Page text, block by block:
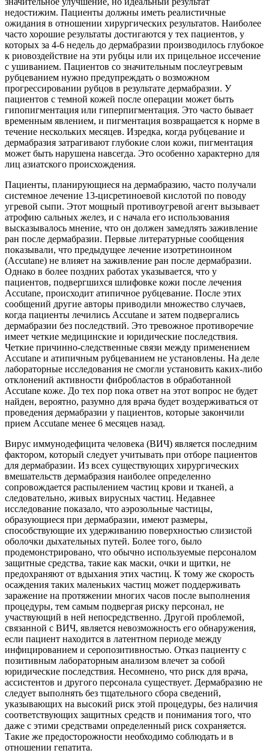
недостижим. Пациенты должны иметь реалистичные
ожидания в отношении хирургических результатов. Наиболее
часто хорошие результаты достигаются у тех пациентов, у
которых за 4-6 недель до дермабразии производилось глубокое
к риовоздействие на эти рубцы или их прицельное иссечение
с ушиванием. Пациентов со значительным послеугревым
рубцеванием нужно предупреждать о возможном
прогрессировании рубцов в результате дермабразии. У
пациентов с темной кожей после операции может быть
гипопигментация или гиперпигментация. Это часто бывает
временным явлением, и пигментация возвращается к норме в
течение нескольких месяцев. Изредка, когда рубцевание и
дермабразия затрагивают глубокие слои кожи, пигментация
может быть нарушена навсегда. Это особенно характерно для
лиц азиатского происхождения.
Пациенты, планирующиеся на дермабразию, часто получали
системное лечение 13-цисретиноевой кислотой по поводу
угревой сыпи. Этот мощный противоугревой агент вызывает
атрофию сальных желез, и с начала его использования
высказывалось мнение, что он должен замедлять заживление
ран после дермабразии. Первые литературные сообщения
показывали, что предыдущее лечение изотретиноином
(Accutane) не влияет на заживление ран после дермабразии.
Однако в более поздних работах указывается, что у
пациентов, подвергшихся шлифовке кожи после лечения
Accutane, происходит атипичное рубцевание. После этих
сообщений другие авторы приводили множество случаев,
когда пациенты лечились Accutane и затем подвергались
дермабразии без последствий. Это тревожное противоречие
имеет четкие медицинские и юридические последствия.
Четкие причинно-следственные связи между применением
Accutane и атипичным рубцеванием не установлены. На деле
лабораторные исследования не смогли установить каких-либо
отклонений активности фибробластов в обработанной
Accutane коже. До тех пор пока ответ на этот вопрос не будет
найден, вероятно, разумно для врача будет воздерживаться от
проведения дермабразии у пациентов, которые закончили
прием Accutane менее 6 месяцев назад.
Вирус иммунодефицита человека (ВИЧ) является последним
фактором, который следует учитывать при отборе пациентов
для дермабразии. Из всех существующих хирургических
вмешательств дермабразия наиболее определенно
сопровождается распылением частиц крови и тканей, а
следовательно, живых вирусных частиц. Недавнее
исследование показало, что аэрозольные частицы,
образующиеся при дермабразии, имеют размеры,
способствующие их удерживанию поверхностью слизистой
оболочки дыхательных путей. Более того, было
продемонстрировано, что обычно используемые персоналом
защитные средства, такие как маски, очки и щитки, не
предохраняют от вдыхания этих частиц. К тому же скорость
осаждения таких маленьких частиц может поддерживать
заражение на протяжении многих часов после выполнения
процедуры, тем самым подвергая риску персонал, не
участвующий в ней непосредственно. Другой проблемой,
связанной с ВИЧ, является невозможность его обнаружения,
если пациент находится в латентном периоде между
инфицированием и серопозитивностью. Отказ пациенту с
позитивным лабораторным анализом влечет за собой
юридические последствия. Несомнено, что риск для врача,
ассистентов и другого персонала существует. Дермабразию не
следует выполнять без тщательного сбора сведений,
указывающих на высокий риск этой процедуры, без наличия
соответствующих защитных средств и понимания того, что
даже с этими средствами определенный риск сохраняется.
Такие же предосторожности необходимо соблюдать и в
отношении гепатита.